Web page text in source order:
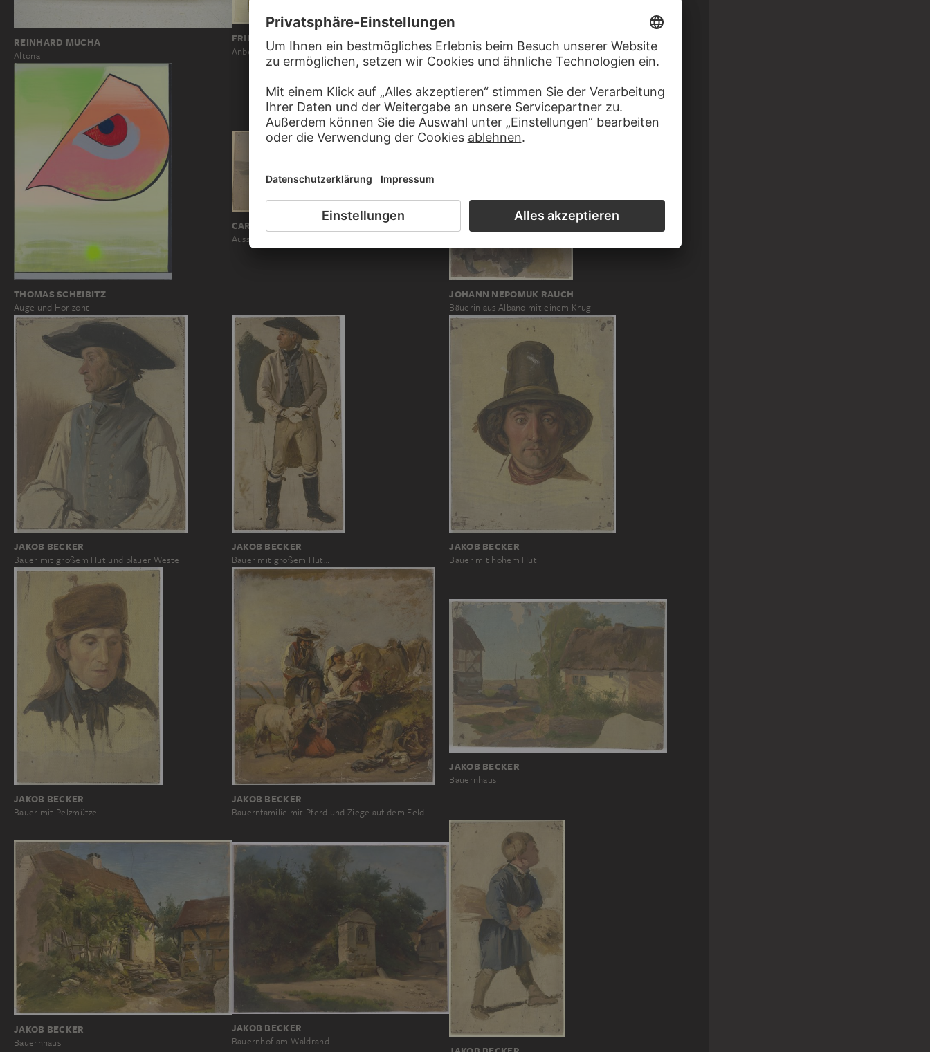
REINHARD MUCHA
Altona
FRIEDRICH AUGUST WEINZHEIMER
Anbetung III
CARL MORGENSTERN
Ansicht von Subiaco, im Vordergrund eine Brücke
THOMAS SCHEIBITZ
Auge und Horizont
CARL THEODOR REIFFENSTEIN
Aussicht bei Bergen bei Frankfurt am Main
JOHANN NEPOMUK RAUCH
Bäuerin aus Albano mit einem Krug
JAKOB BECKER
Bauer mit großem Hut und blauer Weste
JAKOB BECKER
Bauer mit großem Hut…
JAKOB BECKER
Bauer mit hohem Hut
JAKOB BECKER
Bauer mit Pelzmütze
JAKOB BECKER
Bauernfamilie mit Pferd und Ziege auf dem Feld
JAKOB BECKER
Bauernhaus
JAKOB BECKER
Bauernhaus
JAKOB BECKER
Bauernhof am Waldrand